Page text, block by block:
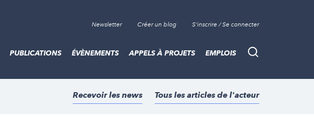
Newsletter Créer un blog S'inscrire / Se connecter
Recherche
PUBLICATIONS ÉVÈNEMENTS APPELS À PROJETS EMPLOIS
Recevoir les news Tous les articles de l'acteur